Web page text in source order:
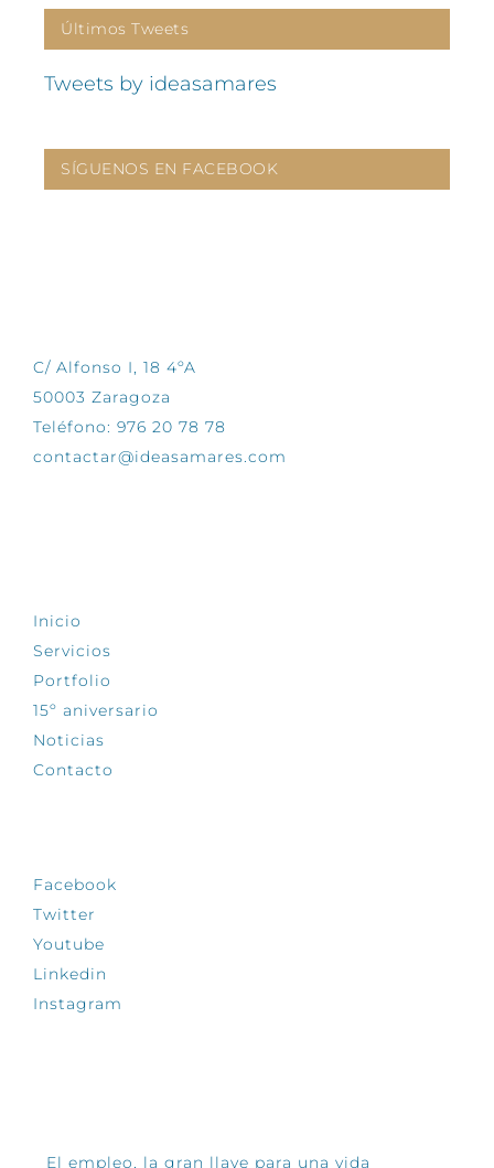
Últimos Tweets
Tweets by ideasamares
SÍGUENOS EN FACEBOOK
C/ Alfonso I, 18 4ºA
50003 Zaragoza
Teléfono: 976 20 78 78
contactar@ideasamares.com
Inicio
Servicios
Portfolio
15º aniversario
Noticias
Contacto
Facebook
Twitter
Youtube
Linkedin
Instagram
El empleo, la gran llave para una vida